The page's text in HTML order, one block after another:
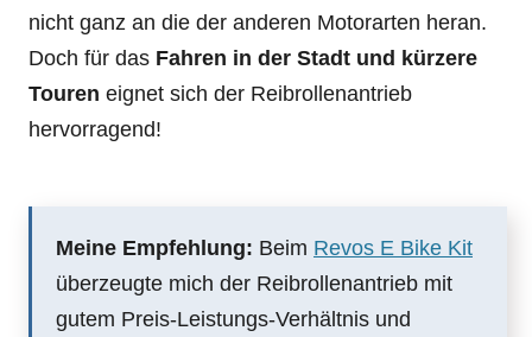
nicht ganz an die der anderen Motorarten heran.
Doch für das Fahren in der Stadt und kürzere
Touren eignet sich der Reibrollenantrieb
hervorragend!
Meine Empfehlung: Beim Revos E Bike Kit
überzeugte mich der Reibrollenantrieb mit
gutem Preis-Leistungs-Verhältnis und